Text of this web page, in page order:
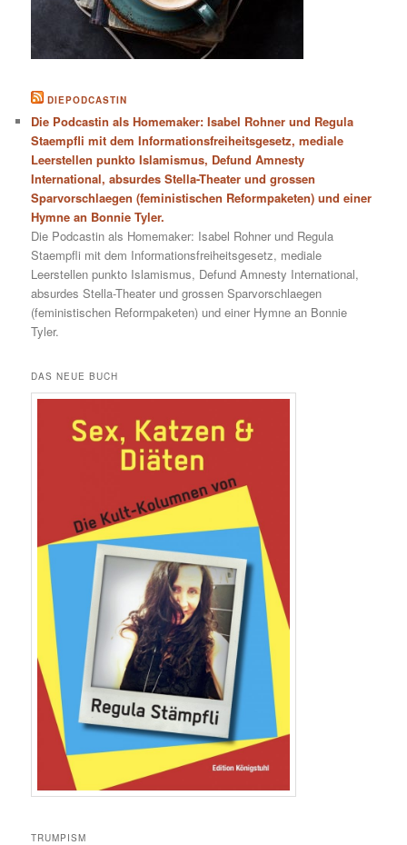
DIEPODCASTIN
Die Podcastin als Homemaker: Isabel Rohner und Regula
Staempfli mit dem Informationsfreiheitsgesetz, mediale
Leerstellen punkto Islamismus, Defund Amnesty
International, absurdes Stella-Theater und grossen
Sparvorschlaegen (feministischen Reformpaketen) und einer
Hymne an Bonnie Tyler.
Die Podcastin als Homemaker: Isabel Rohner und Regula
Staempfli mit dem Informationsfreiheitsgesetz, mediale
Leerstellen punkto Islamismus, Defund Amnesty International,
absurdes Stella-Theater und grossen Sparvorschlaegen
(feministischen Reformpaketen) und einer Hymne an Bonnie
Tyler.
DAS NEUE BUCH
TRUMPISM